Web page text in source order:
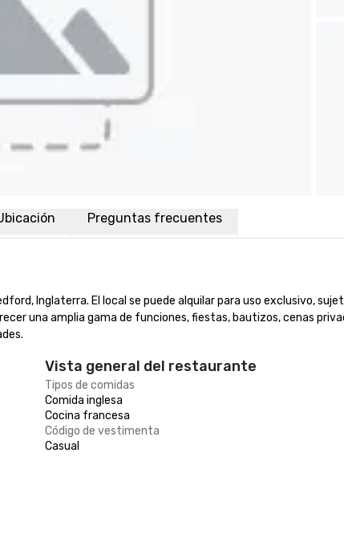
Preguntas frecuentes
Inglaterra. El local se puede alquilar para uso exclusivo,
una amplia gama de funciones, fiestas, bautizos, cenas
Vista general del restaurante
Tipos de comidas
Comida inglesa
Cocina francesa
Código de vestimenta
Casual